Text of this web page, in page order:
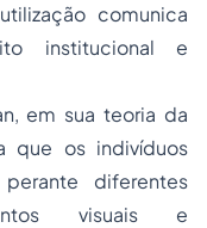
comunica
institucional e
em sua teoria da
que os indivíduos
diferentes
visuais e